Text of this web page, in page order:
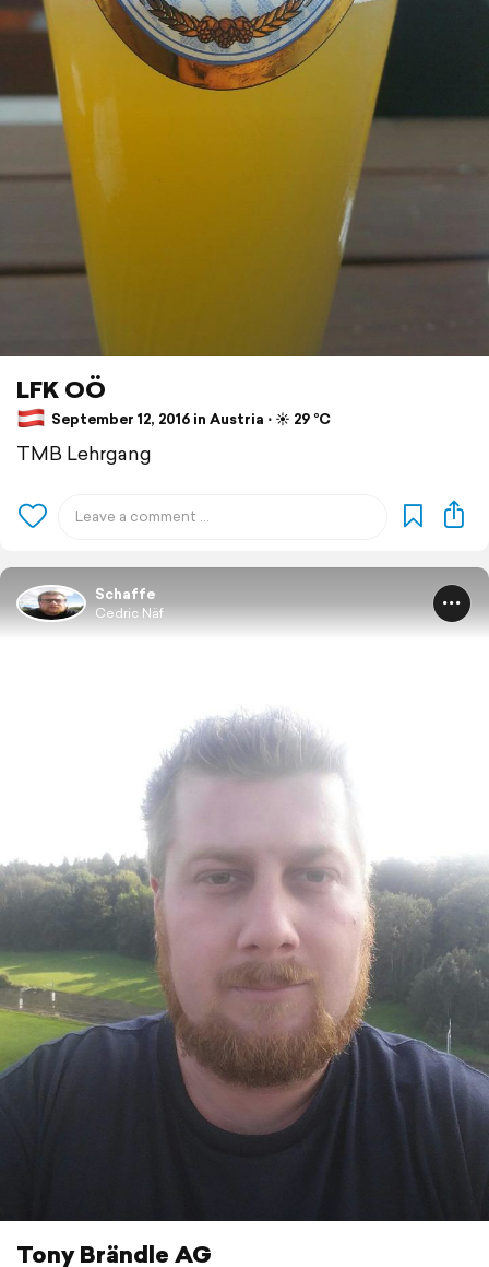
LFK OÖ
September 12, 2016 in Austria ⋅ ☀️ 29 °C
TMB Lehrgang
Schaffe
Cedric Näf
Tony Brändle AG